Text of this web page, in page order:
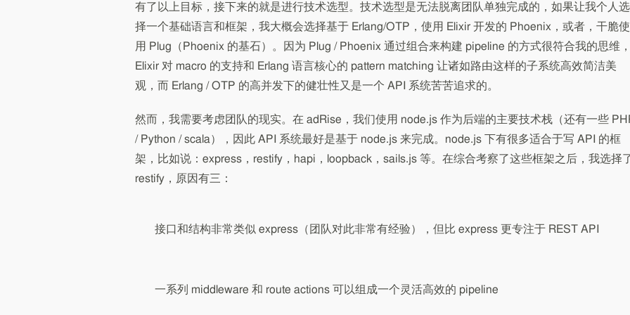
有了以上目标，接下来的就是进行技术选型。技术选型是无法脱离团队单独完成的，如果让我个人选
择一个基础语言和框架，我大概会选择基于 Erlang/OTP，使用 Elixir 开发的 Phoenix，或者，干脆使
用 Plug（Phoenix 的基石）。因为 Plug / Phoenix 通过组合来构建 pipeline 的方式很符合我的思维，
Elixir 对 macro 的支持和 Erlang 语言核心的 pattern matching 让诸如路由这样的子系统高效简洁美
观，而 Erlang / OTP 的高并发下的健壮性又是一个 API 系统苦苦追求的。
然而，我需要考虑团队的现实。在 adRise，我们使用 node.js 作为后端的主要技术栈（还有一些
/ Python / scala），因此 API 系统最好是基于 node.js 来完成。node.js 下有很多适合于写 API 的框
架，比如说：express，restify，hapi，loopback，sails.js 等。在综合考察了这些框架之后，我选择
restify，原因有三：
接口和结构非常类似 express（团队对此非常有经验），但比 express 更专注于 REST API
一系列 middleware 和 route actions 可以组成一个灵活高效的 pipeline